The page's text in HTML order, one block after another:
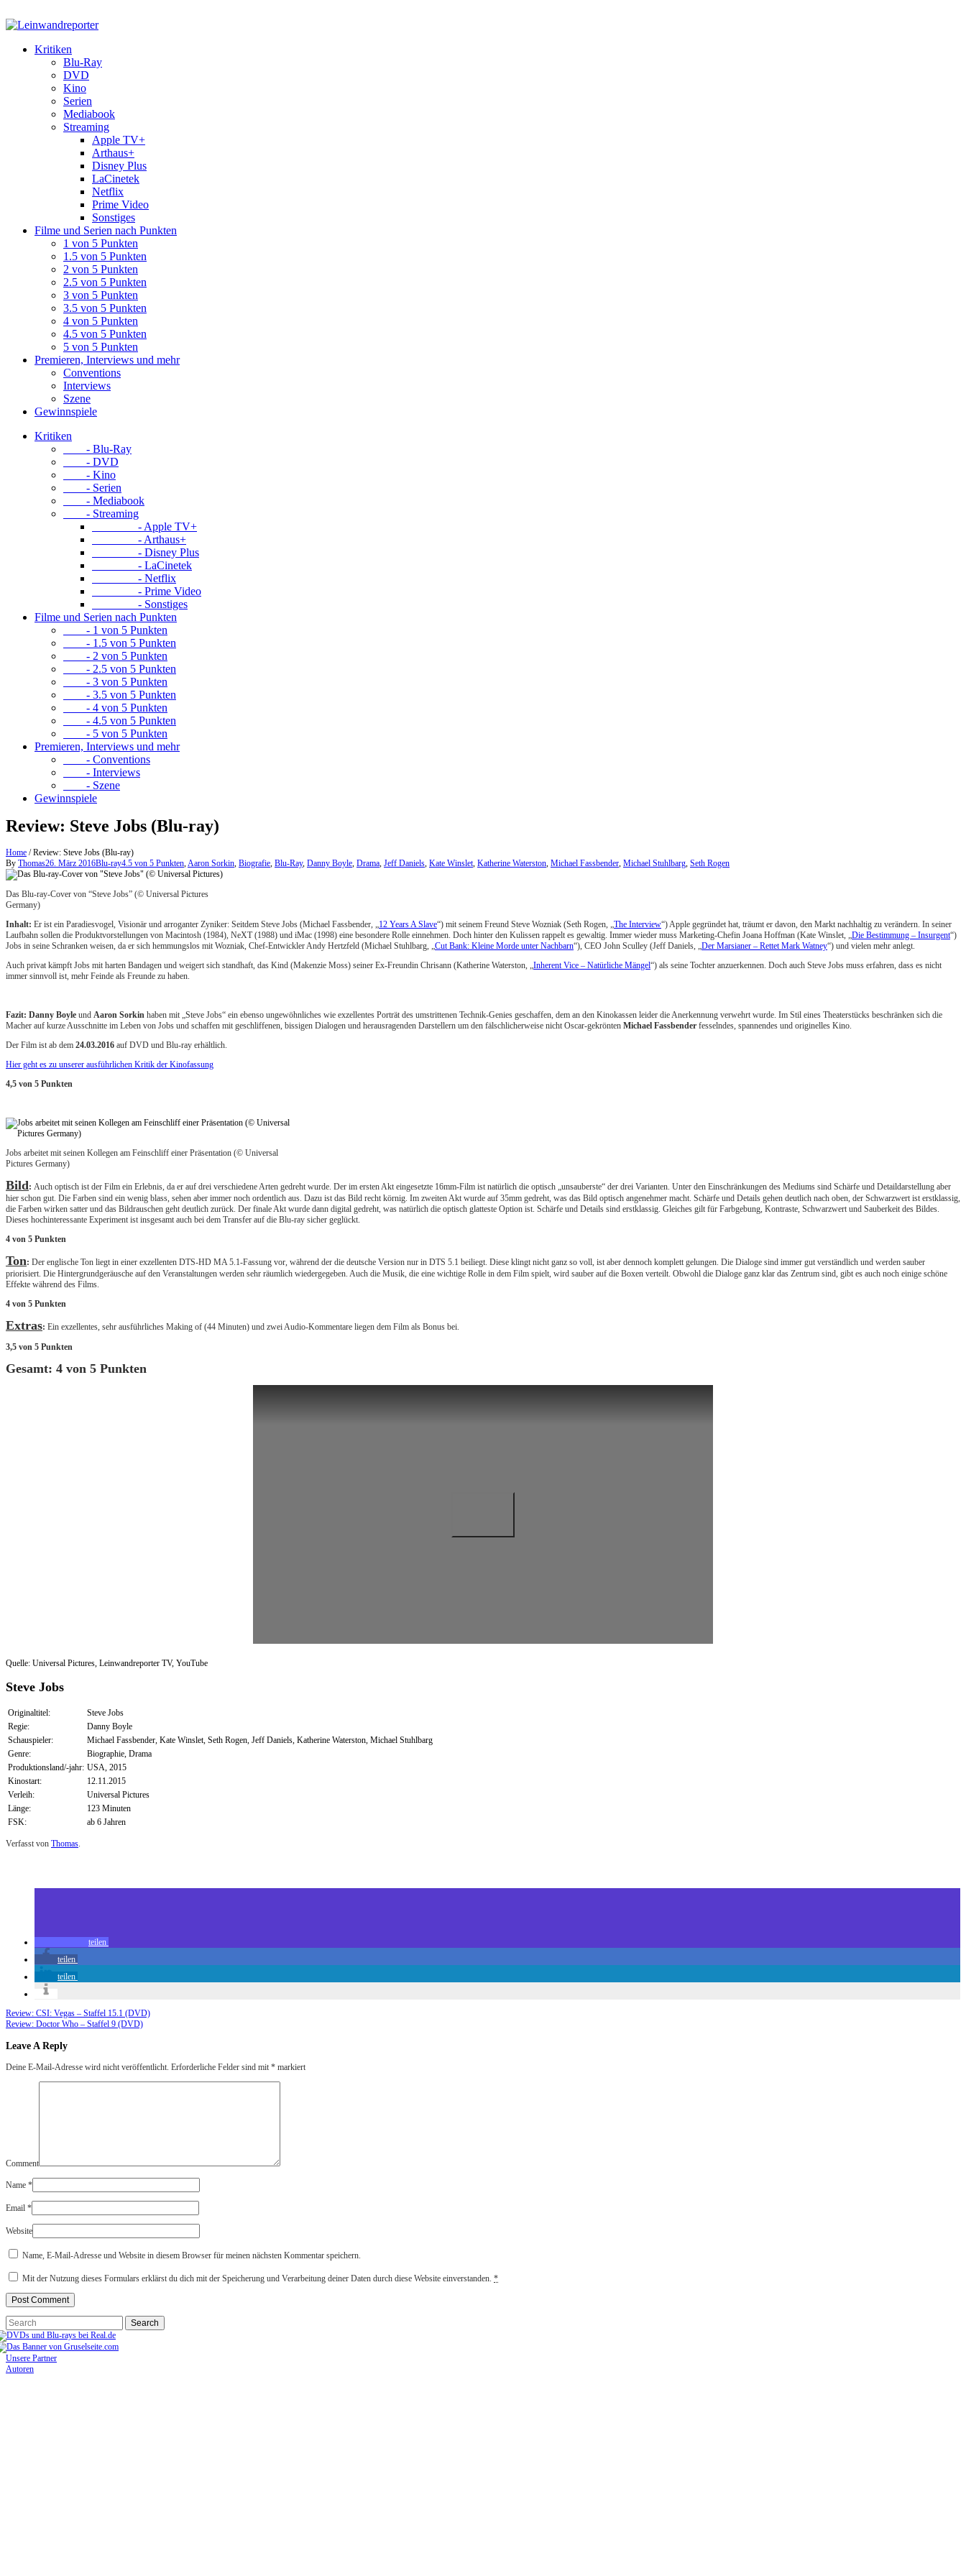
Kritiken
Blu-Ray
DVD
Kino
Serien
Mediabook
Streaming
Apple TV+
Arthaus+
Disney Plus
LaCinetek
Netflix
Prime Video
Sonstiges
Filme und Serien nach Punkten
1 von 5 Punkten
1.5 von 5 Punkten
2 von 5 Punkten
2.5 von 5 Punkten
3 von 5 Punkten
3.5 von 5 Punkten
4 von 5 Punkten
4.5 von 5 Punkten
5 von 5 Punkten
Premieren, Interviews und mehr
Conventions
Interviews
Szene
Gewinnspiele
Kritiken
- Blu-Ray
- DVD
- Kino
- Serien
- Mediabook
- Streaming
- Apple TV+
- Arthaus+
- Disney Plus
- LaCinetek
- Netflix
- Prime Video
- Sonstiges
Filme und Serien nach Punkten
- 1 von 5 Punkten
- 1.5 von 5 Punkten
- 2 von 5 Punkten
- 2.5 von 5 Punkten
- 3 von 5 Punkten
- 3.5 von 5 Punkten
- 4 von 5 Punkten
- 4.5 von 5 Punkten
- 5 von 5 Punkten
Premieren, Interviews und mehr
- Conventions
- Interviews
- Szene
Gewinnspiele
Review: Steve Jobs (Blu-ray)
Home /Review: Steve Jobs (Blu-ray)
By Thomas26. März 2016Blu-ray4.5 von 5 Punkten,Aaron Sorkin, Biografie, Blu-Ray, Danny Boyle, Drama, Jeff Daniels, Kate Winslet, Katherine Waterston, Michael Fassbender, Michael Stuhlbarg, Seth Rogen
Das Blu-ray-Cover von “Steve Jobs” (© Universal Pictures
Germany)
Inhalt: Er ist ein Paradiesvogel, Visionär und arroganter Zyniker: Seitdem Steve Jobs (Michael Fassbender, „12 Years A Slave“) mit seinem Freund Steve Wozniak (Seth Rogen, „The Interview“) Apple gegründet hat, träumt er davon, den Markt nachhaltig zu verändern. In seiner
Laufbahn sollen die Produktvorstellungen von Macintosh (1984), NeXT (1988) und iMac (1998) eine besondere Rolle einnehmen. Doch hinter den Kulissen rappelt es gewaltig. Immer wieder muss Marketing-Chefin Joana Hoffman (Kate Winslet, „Die Bestimmung – Insurgent“)
Jobs in seine Schranken weisen, da er sich hemmungslos mit Wozniak, Chef-Entwickler Andy Hertzfeld (Michael Stuhlbarg, „Cut Bank: Kleine Morde unter Nachbarn“), CEO John Sculley (Jeff Daniels, „Der Marsianer – Rettet Mark Watney“) und vielen mehr anlegt.
Auch privat kämpft Jobs mit harten Bandagen und weigert sich standhaft, das Kind (Makenzie Moss) seiner Ex-Freundin Chrisann (Katherine Waterston, „Inherent Vice – Natürliche Mängel“) als seine Tochter anzuerkennen. Doch auch Steve Jobs muss erfahren, dass es nicht
immer sinnvoll ist, mehr Feinde als Freunde zu haben.
Fazit: Danny Boyle und Aaron Sorkin haben mit „Steve Jobs“ ein ebenso ungewöhnliches wie exzellentes Porträt des umstrittenen Technik-Genies geschaffen, dem an den Kinokassen leider die Anerkennung verwehrt wurde. Im Stil eines Theaterstücks beschränken sich die
Macher auf kurze Ausschnitte im Leben von Jobs und schaffen mit geschliffenen, bissigen Dialogen und herausragenden Darstellern um den fälschlicherweise nicht Oscar-gekrönten Michael Fassbender fesselndes, spannendes und originelles Kino.
Der Film ist ab dem 24.03.2016 auf DVD und Blu-ray erhältlich.
Hier geht es zu unserer ausführlichen Kritik der Kinofassung
4,5 von 5 Punkten
Jobs arbeitet mit seinen Kollegen am Feinschliff einer Präsentation (© Universal
Pictures Germany)
Bild: Auch optisch ist der Film ein Erlebnis, da er auf drei verschiedene Arten gedreht wurde. Der im ersten Akt eingesetzte 16mm-Film ist natürlich die optisch „unsauberste“ der drei Varianten. Unter den Einschränkungen des Mediums sind Schärfe und Detaildarstellung aber
hier schon gut. Die Farben sind ein wenig blass, sehen aber immer noch ordentlich aus. Dazu ist das Bild recht körnig. Im zweiten Akt wurde auf 35mm gedreht, was das Bild optisch angenehmer macht. Schärfe und Details gehen deutlich nach oben, der Schwarzwert ist erstklassig,
die Farben wirken satter und das Bildrauschen geht deutlich zurück. Der finale Akt wurde dann digital gedreht, was natürlich die optisch glatteste Option ist. Schärfe und Details sind erstklassig. Gleiches gilt für Farbgebung, Kontraste, Schwarzwert und Sauberkeit des Bildes.
Dieses hochinteressante Experiment ist insgesamt auch bei dem Transfer auf die Blu-ray sicher geglückt.
4 von 5 Punkten
Ton: Der englische Ton liegt in einer exzellenten DTS-HD MA 5.1-Fassung vor, während der die deutsche Version nur in DTS 5.1 beiliegt. Diese klingt nicht ganz so voll, ist aber dennoch komplett gelungen. Die Dialoge sind immer gut verständlich und werden sauber
priorisiert. Die Hintergrundgeräusche auf den Veranstaltungen werden sehr räumlich wiedergegeben. Auch die Musik, die eine wichtige Rolle in dem Film spielt, wird sauber auf die Boxen verteilt. Obwohl die Dialoge ganz klar das Zentrum sind, gibt es auch noch einige schöne
Effekte während des Films.
4 von 5 Punkten
Extras: Ein exzellentes, sehr ausführliches Making of (44 Minuten) und zwei Audio-Kommentare liegen dem Film als Bonus bei.
3,5 von 5 Punkten
Gesamt: 4 von 5 Punkten
Quelle: Universal Pictures, Leinwandreporter TV, YouTube
Steve Jobs
Originaltitel:
Steve Jobs
Regie:
Danny Boyle
Schauspieler:
Michael Fassbender, Kate Winslet, Seth Rogen, Jeff Daniels, Katherine Waterston, Michael Stuhlbarg
Genre:
Biographie, Drama
Produktionsland/-jahr: USA, 2015
Kinostart:
12.11.2015
Verleih:
Universal Pictures
Länge:
123 Minuten
FSK:
ab 6 Jahren
Verfasst von Thomas.
teilen
teilen
teilen
Review: CSI: Vegas – Staffel 15.1 (DVD)
Review: Doctor Who – Staffel 9 (DVD)
Leave A Reply
Deine E-Mail-Adresse wird nicht veröffentlicht. Erforderliche Felder sind mit * markiert
Comment
Name *
Email *
Website
Name, E-Mail-Adresse und Website in diesem Browser für meinen nächsten Kommentar speichern.
Mit der Nutzung dieses Formulars erklärst du dich mit der Speicherung und Verarbeitung deiner Daten durch diese Website einverstanden. *
Unsere Partner
Autoren